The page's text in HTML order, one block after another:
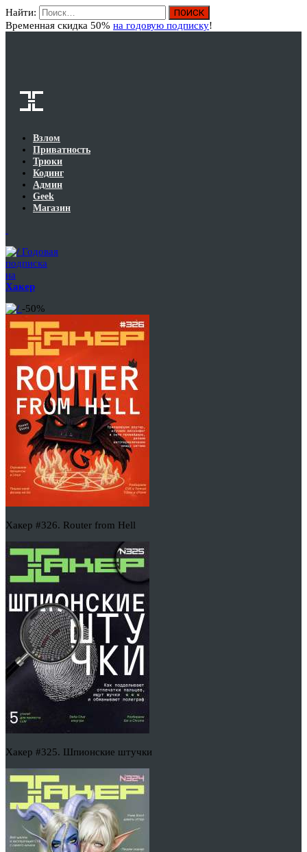
Найти:
Временная скидка 50% на годовую подписку!
Взлом
Приватность
Трюки
Кодинг
Админ
Geek
Магазин
Годовая
подписка
на
Хакер
-50%
Хакер #326. Router from Hell
Хакер #325. Шпионские штучки